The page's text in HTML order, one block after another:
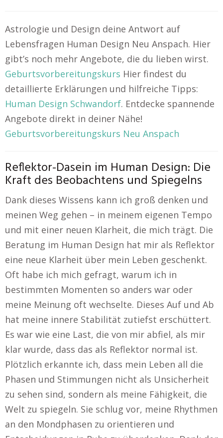
Astrologie und Design deine Antwort auf
Lebensfragen Human Design Neu Anspach. Hier
gibt’s noch mehr Angebote, die du lieben wirst.
Geburtsvorbereitungskurs Hier findest du
detaillierte Erklärungen und hilfreiche Tipps:
Human Design Schwandorf. Entdecke spannende
Angebote direkt in deiner Nähe!
Geburtsvorbereitungskurs Neu Anspach
Reflektor-Dasein im Human Design: Die
Kraft des Beobachtens und Spiegelns
Dank dieses Wissens kann ich groß denken und
meinen Weg gehen – in meinem eigenen Tempo
und mit einer neuen Klarheit, die mich trägt. Die
Beratung im Human Design hat mir als Reflektor
eine neue Klarheit über mein Leben geschenkt.
Oft habe ich mich gefragt, warum ich in
bestimmten Momenten so anders war oder
meine Meinung oft wechselte. Dieses Auf und Ab
hat meine innere Stabilität zutiefst erschüttert.
Es war wie eine Last, die von mir abfiel, als mir
klar wurde, dass das als Reflektor normal ist.
Plötzlich erkannte ich, dass mein Leben all die
Phasen und Stimmungen nicht als Unsicherheit
zu sehen sind, sondern als meine Fähigkeit, die
Welt zu spiegeln. Sie schlug vor, meine Rhythmen
an den Mondphasen zu orientieren und